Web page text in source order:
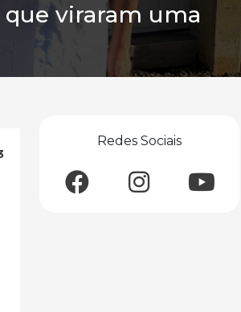
que viraram uma
Redes Sociais